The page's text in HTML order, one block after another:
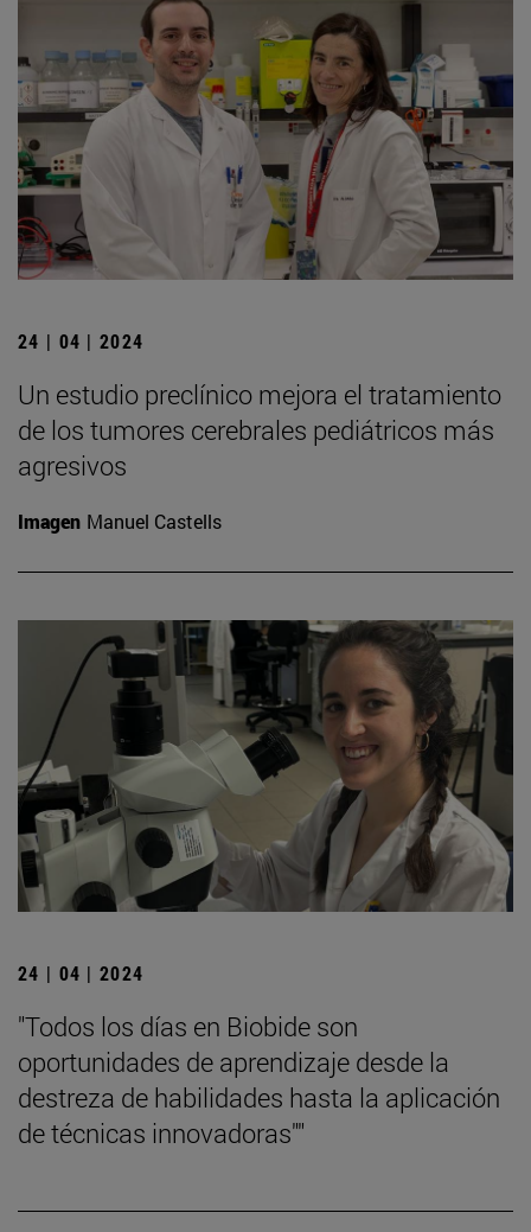
24 | 04 | 2024
Un estudio preclínico mejora el tratamiento
de los tumores cerebrales pediátricos más
agresivos
Imagen Manuel Castells
24 | 04 | 2024
"Todos los días en Biobide son
oportunidades de aprendizaje desde la
destreza de habilidades hasta la aplicación
de técnicas innovadoras""